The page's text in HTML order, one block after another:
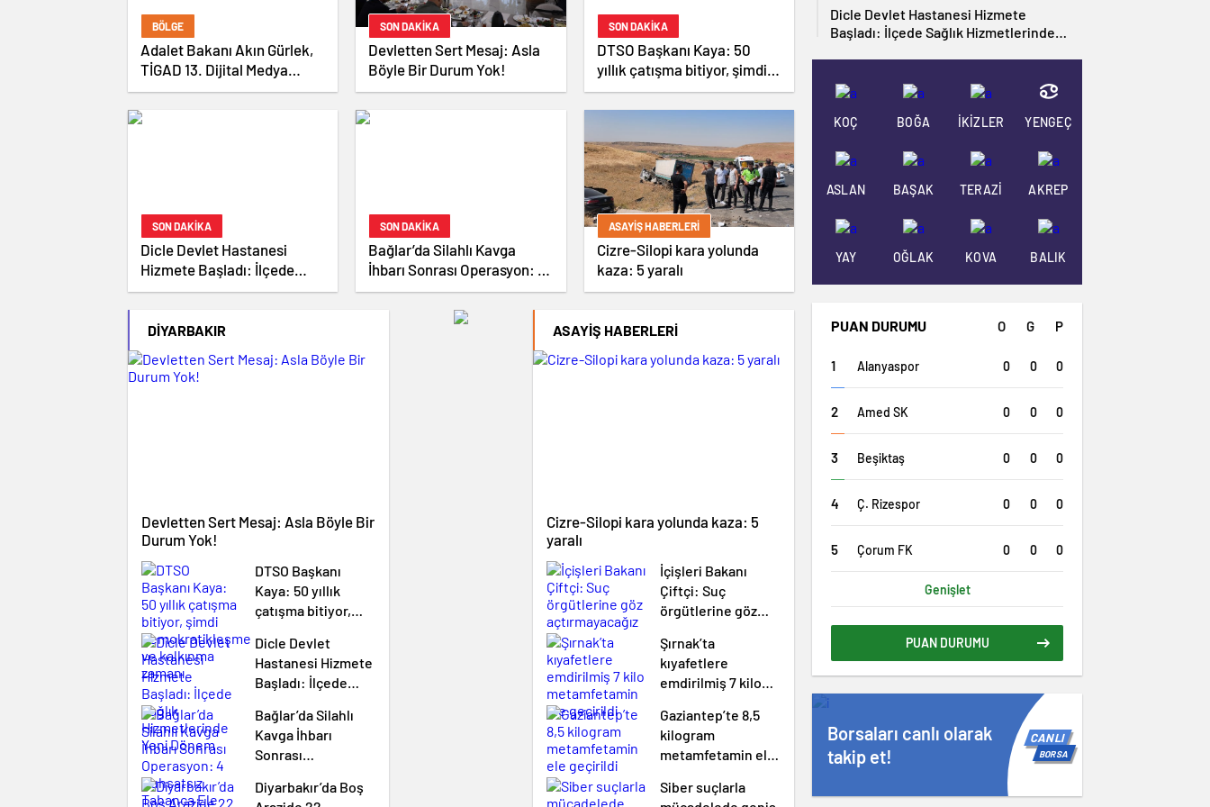
BÖLGE
Adalet Bakanı Akın Gürlek,
TİGAD 13. Dijital Medya
Çalıştayı’na Katıldı
SON DAKİKA
Devletten Sert Mesaj: Asla
Böyle Bir Durum Yok!
SON DAKİKA
DTSO Başkanı Kaya: 50
yıllık çatışma bitiyor, şimdi
demokratikleşme ve
kalkınma zamanı
SON DAKİKA
Dicle Devlet Hastanesi
Hizmete Başladı: İlçede
Sağlık Hizmetlerinde Yeni
SON DAKİKA
Bağlar’da Silahlı Kavga
İhbarı Sonrası Operasyon: 4
Ruhsatsız Tabanca Ele
Geçirildi, 2 Kişi Tutuklandı
ASAYIŞ HABERLERI
Cizre-Silopi kara yolunda
kaza: 5 yaralı
DIYARBAKIR
Devletten Sert Mesaj: Asla Böyle Bir
Durum Yok!
DTSO Başkanı
Kaya: 50 yıllık
çatışma bitiyor,
demokratikleşme
ve kalkınma zamanı
Dicle Devlet
Hastanesi Hizmete
Başladı: İlçede
Hizmetlerinde Yeni
Dönem
Bağlar’da Silahlı
Kavga İhbarı
Sonrası
Ruhsatsız Tabanca
Diyarbakır’da Boş
ASAYIŞ HABERLERI
Cizre-Silopi kara yolunda kaza: 5
yaralı
İçişleri Bakanı
Çiftçi: Suç
örgütlerine göz
Şırnak’ta
kıyafetlere
emdirilmiş 7 kilo
geçirildi
Gaziantep’te 8,5
kilogram
metamfetamin ele
Siber suçlarla
Dicle Devlet Hastanesi Hizmete
Başladı: İlçede Sağlık Hizmetlerinde
KOÇ BOĞA İKİZLER YENGEÇ
ASLAN BAŞAK TERAZİ AKREP
YAY OĞLAK KOVA BALIK
PUAN DURUMU O G P
Alanyaspor 0 0 0
Amed SK 0 0 0
Beşiktaş 0 0 0
Ç. Rizespor 0 0 0
Çorum FK 0 0 0
Genişlet
PUAN DURUMU
Borsaları canlı olarak
takip et!
CANLI
BORSA